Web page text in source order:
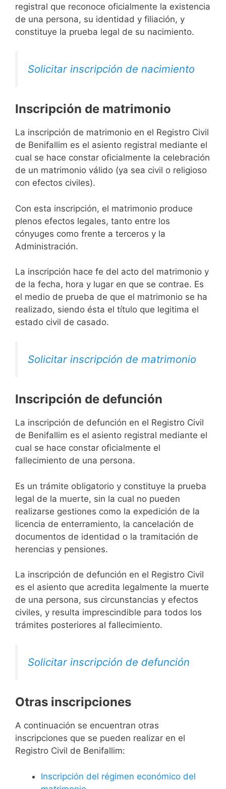
registral que reconoce oficialmente la existencia
de una persona, su identidad y filiación, y
constituye la prueba legal de su nacimiento.
Solicitar inscripción de nacimiento
Inscripción de matrimonio
La inscripción de matrimonio en el Registro Civil
de Benifallim es el asiento registral mediante el
cual se hace constar oficialmente la celebración
de un matrimonio válido (ya sea civil o religioso
con efectos civiles).
Con esta inscripción, el matrimonio produce
plenos efectos legales, tanto entre los
cónyuges como frente a terceros y la
Administración.
La inscripción hace fe del acto del matrimonio y
de la fecha, hora y lugar en que se contrae. Es
el medio de prueba de que el matrimonio se ha
realizado, siendo ésta el título que legitima el
estado civil de casado.
Solicitar inscripción de matrimonio
Inscripción de defunción
La inscripción de defunción en el Registro Civil
de Benifallim es el asiento registral mediante el
cual se hace constar oficialmente el
fallecimiento de una persona.
Es un trámite obligatorio y constituye la prueba
legal de la muerte, sin la cual no pueden
realizarse gestiones como la expedición de la
licencia de enterramiento, la cancelación de
documentos de identidad o la tramitación de
herencias y pensiones.
La inscripción de defunción en el Registro Civil
es el asiento que acredita legalmente la muerte
de una persona, sus circunstancias y efectos
civiles, y resulta imprescindible para todos los
trámites posteriores al fallecimiento.
Solicitar inscripción de defunción
Otras inscripciones
A continuación se encuentran otras
inscripciones que se pueden realizar en el
Registro Civil de Benifallim:
Inscripción del régimen económico del